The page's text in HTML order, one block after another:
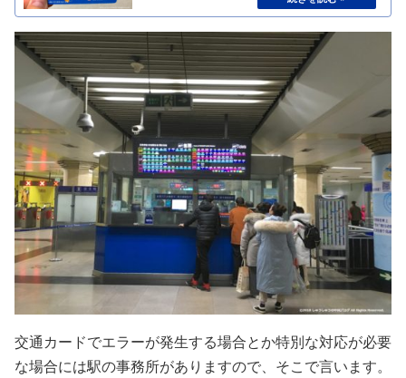
交通カードでエラーが発生する場合とか特別な対応が必要
な場合には駅の事務所がありますので、そこで言います。